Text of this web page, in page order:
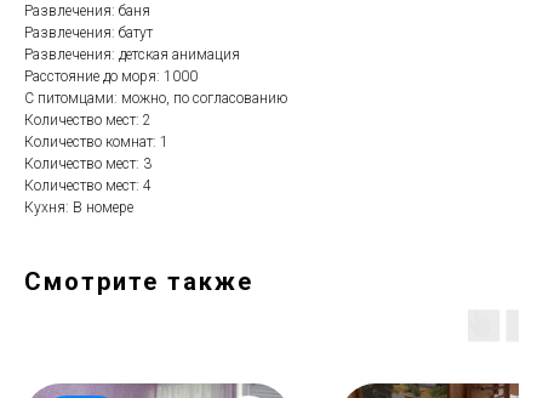
Развлечения: баня
Развлечения: батут
Развлечения: детская анимация
Расстояние до моря: 1000
С питомцами: можно, по согласованию
Количество мест: 2
Количество комнат: 1
Количество мест: 3
Количество мест: 4
Кухня: В номере
Смотрите также